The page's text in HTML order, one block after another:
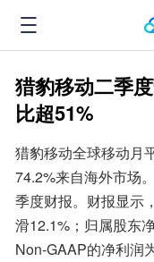
猎豹移动二季
比超51%
猎豹移动全球移动月
74.2%来自海外市场
季度财报。财报显示
滑12.1%；归属股东
Non-GAAP的净利润